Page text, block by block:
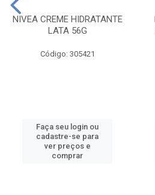
NIVEA CREME HIDRATANTE
LATA 56G
Código: 305421
Faça seu login ou
cadastre-se para
ver preços e
comprar